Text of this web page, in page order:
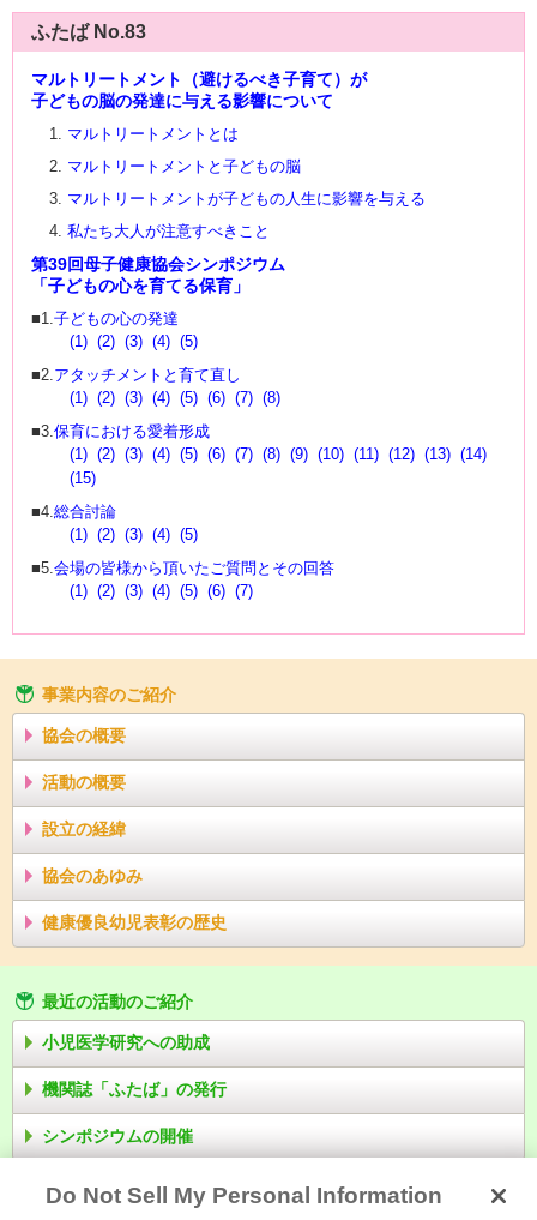
ふたば No.83
マルトリートメント（避けるべき子育て）が
子どもの脳の発達に与える影響について
マルトリートメントとは
マルトリートメントと子どもの脳
マルトリートメントが子どもの人生に影響を与える
私たち大人が注意すべきこと
第39回母子健康協会シンポジウム
「子どもの心を育てる保育」
■1. 子どもの心の発達
(1) (2) (3) (4) (5)
■2. アタッチメントと育て直し
(1) (2) (3) (4) (5) (6) (7) (8)
■3. 保育における愛着形成
(1) (2) (3) (4) (5) (6) (7) (8) (9) (10) (11) (12) (13) (14)
(15)
■4. 総合討論
(1) (2) (3) (4) (5)
■5. 会場の皆様から頂いたご質問とその回答
(1) (2) (3) (4) (5) (6) (7)
事業内容のご紹介
協会の概要
活動の概要
設立の経緯
協会のあゆみ
健康優良幼児表彰の歴史
最近の活動のご紹介
小児医学研究への助成
機関誌「ふたば」の発行
シンポジウムの開催
このホームページの画像・文章の著作権は、母子健康協会および各著者に帰属して
Do Not Sell My Personal Information